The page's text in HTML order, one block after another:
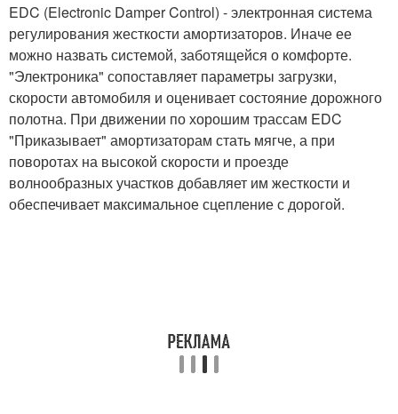
EDC (Electronic Damper Control) - электронная система
регулирования жесткости амортизаторов. Иначе ее
можно назвать системой, заботящейся о комфорте.
"Электроника" сопоставляет параметры загрузки,
скорости автомобиля и оценивает состояние дорожного
полотна. При движении по хорошим трассам EDC
"Приказывает" амортизаторам стать мягче, а при
поворотах на высокой скорости и проезде
волнообразных участков добавляет им жесткости и
обеспечивает максимальное сцепление с дорогой.